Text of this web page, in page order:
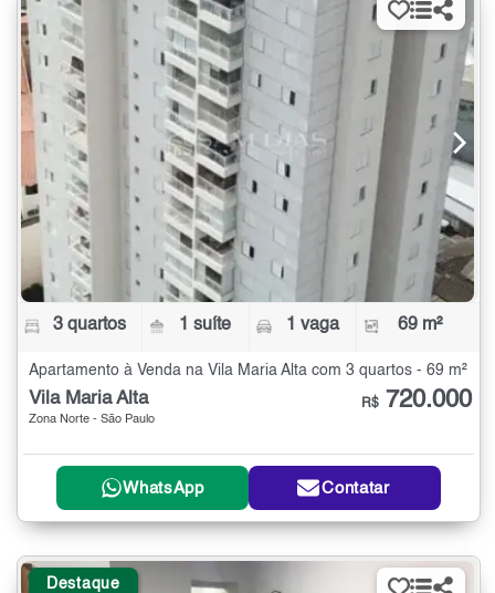
3 quartos 1 suíte 1 vaga 69 m²
Apartamento à Venda na Vila Maria Alta com 3 quartos - 69 m²
Vila Maria Alta
Zona Norte - São Paulo
R$ 720.000
WhatsApp Contatar
Destaque